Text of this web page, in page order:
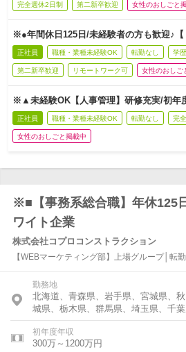
完全週休2日制 第二新卒歓迎 女性のおしごと
※●年間休日125日/未経験者の方も歓迎♪【
正社員 職種・業種未経験OK 転勤なし 学
第二新卒歓迎 リモートワーク可 女性のおしご
※▲未経験OK【人事管理】研修充実/初年
正社員 職種・業種未経験OK 転勤なし 完
女性のおしごと掲載中
※■【事務系総合職】年休125
ワイト企業
株式会社コプロコンストラクション
【WEBマーケティング部】上場グループ│転
勤務地
北海道、青森県、岩手県、宮城県、
城県、栃木県、群馬県、埼玉県、千
山県、石川県、福井県、新潟県、山
県、愛知県、三重県、滋賀県、京都府
県、和歌山県、鳥取県、島根県、岡
初年度年収
300万～1200万円